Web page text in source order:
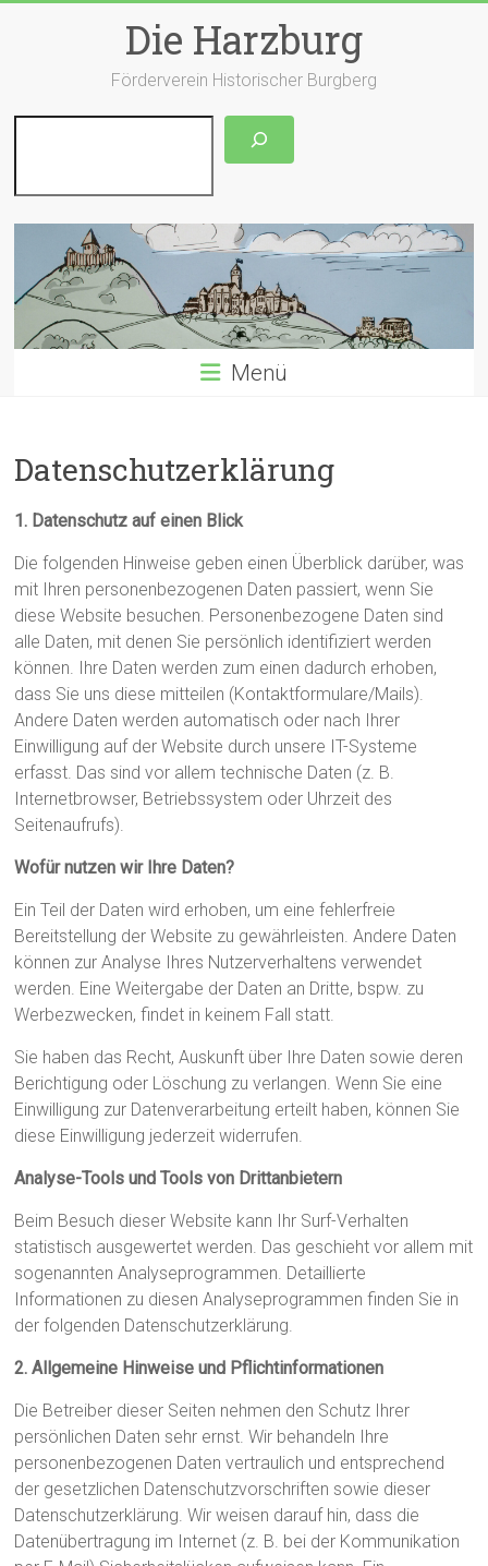
Die Harzburg
Förderverein Historischer Burgberg
Menü
Datenschutzerklärung
1. Datenschutz auf einen Blick
Die folgenden Hinweise geben einen Überblick darüber, was
mit Ihren personenbezogenen Daten passiert, wenn Sie
diese Website besuchen. Personenbezogene Daten sind
alle Daten, mit denen Sie persönlich identifiziert werden
können. Ihre Daten werden zum einen dadurch erhoben,
dass Sie uns diese mitteilen (Kontaktformulare/Mails).
Andere Daten werden automatisch oder nach Ihrer
Einwilligung auf der Website durch unsere IT-Systeme
erfasst. Das sind vor allem technische Daten (z. B.
Internetbrowser, Betriebssystem oder Uhrzeit des
Seitenaufrufs).
Wofür nutzen wir Ihre Daten?
Ein Teil der Daten wird erhoben, um eine fehlerfreie
Bereitstellung der Website zu gewährleisten. Andere Daten
können zur Analyse Ihres Nutzerverhaltens verwendet
werden. Eine Weitergabe der Daten an Dritte, bspw. zu
Werbezwecken, findet in keinem Fall statt.
Sie haben das Recht, Auskunft über Ihre Daten sowie deren
Berichtigung oder Löschung zu verlangen. Wenn Sie eine
Einwilligung zur Datenverarbeitung erteilt haben, können Sie
diese Einwilligung jederzeit widerrufen.
Analyse-Tools und Tools von Drittanbietern
Beim Besuch dieser Website kann Ihr Surf-Verhalten
statistisch ausgewertet werden. Das geschieht vor allem mit
sogenannten Analyseprogrammen. Detaillierte
Informationen zu diesen Analyseprogrammen finden Sie in
der folgenden Datenschutzerklärung.
2. Allgemeine Hinweise und Pflicht­informationen
Die Betreiber dieser Seiten nehmen den Schutz Ihrer
persönlichen Daten sehr ernst. Wir behandeln Ihre
personenbezogenen Daten vertraulich und entsprechend
der gesetzlichen Datenschutzvorschriften sowie dieser
Datenschutzerklärung. Wir weisen darauf hin, dass die
Datenübertragung im Internet (z. B. bei der Kommunikation